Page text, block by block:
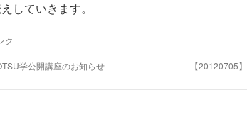
していきます。
ク
学公開講座のお知らせ 【20120705